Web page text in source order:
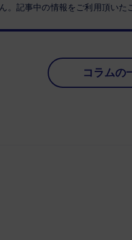
。記事中の情報をご利用頂い
コラムの